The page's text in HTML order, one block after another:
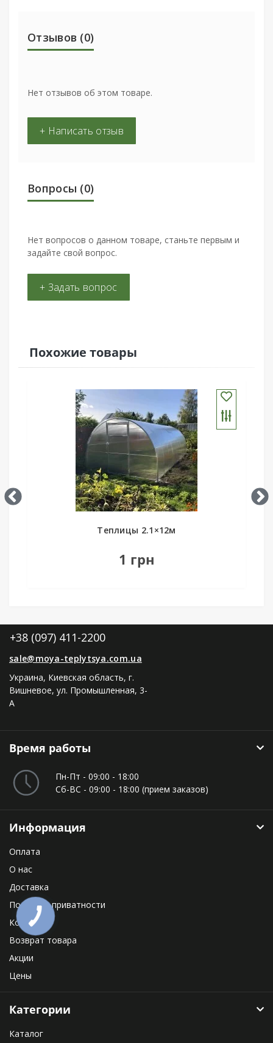
Отзывов (0)
Нет отзывов об этом товаре.
+ Написать отзыв
Вопросы (0)
Нет вопросов о данном товаре, станьте первым и
задайте свой вопрос.
+ Задать вопрос
Похожие товары
Теплицы 2.1×12м
1 грн
+38 (097) 411-2200
sale@moya-teplytsya.com.ua
Украина, Киевская область, г.
Вишневое, ул. Промышленная, 3-
А
Время работы
Пн-Пт - 09:00 - 18:00
Сб-ВС - 09:00 - 18:00 (прием заказов)
Информация
Оплата
О нас
Доставка
Политика приватности
Контакты
Возврат товара
Акции
Цены
Категории
Каталог